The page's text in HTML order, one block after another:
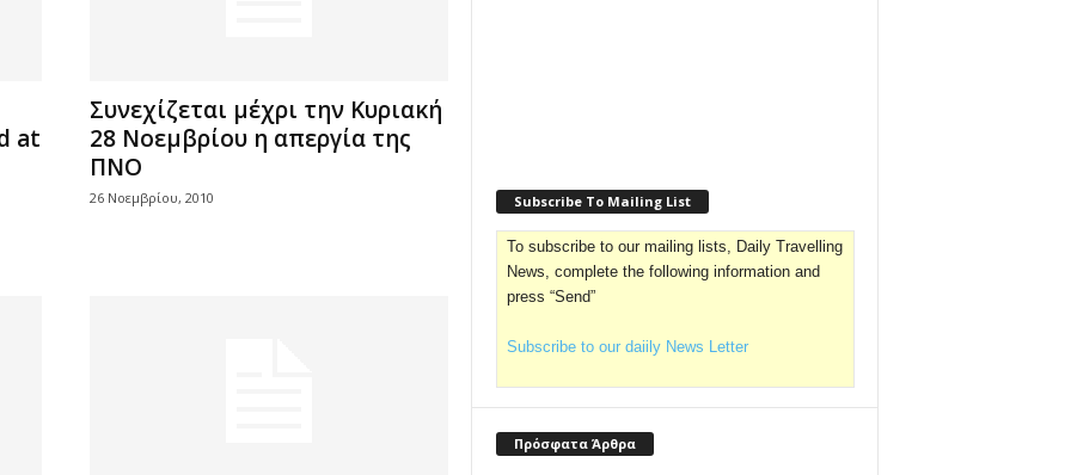
at
Συνεχίζεται μέχρι την Κυριακή
28 Νοεμβρίου η απεργία της
ΠΝΟ
26 Νοεμβρίου, 2010 Subscribe To Mailing List
To subscribe to our mailing lists, Daily Travelling
News, complete the following information and
press “Send”
Subscribe to our daiily News Letter
Πρόσφατα Άρθρα